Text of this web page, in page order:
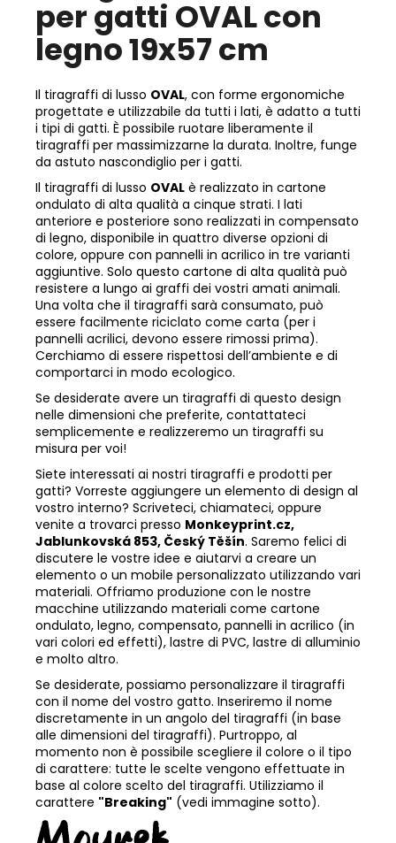
per gatti OVAL con
legno 19x57 cm
Il tiragraffi di lusso OVAL, con forme ergonomiche
progettate e utilizzabile da tutti i lati, è adatto a tutti
i tipi di gatti. È possibile ruotare liberamente il
tiragraffi per massimizzarne la durata. Inoltre, funge
da astuto nascondiglio per i gatti.
Il tiragraffi di lusso OVAL è realizzato in cartone
ondulato di alta qualità a cinque strati. I lati
anteriore e posteriore sono realizzati in compensato
di legno, disponibile in quattro diverse opzioni di
colore, oppure con pannelli in acrilico in tre varianti
aggiuntive. Solo questo cartone di alta qualità può
resistere a lungo ai graffi dei vostri amati animali.
Una volta che il tiragraffi sarà consumato, può
essere facilmente riciclato come carta (per i
pannelli acrilici, devono essere rimossi prima).
Cerchiamo di essere rispettosi dell’ambiente e di
comportarci in modo ecologico.
Se desiderate avere un tiragraffi di questo design
nelle dimensioni che preferite, contattateci
semplicemente e realizzeremo un tiragraffi su
misura per voi!
Siete interessati ai nostri tiragraffi e prodotti per
gatti? Vorreste aggiungere un elemento di design al
vostro interno? Scriveteci, chiamateci, oppure
venite a trovarci presso Monkeyprint.cz,
Jablunkovská 853, Český Těšín. Saremo felici di
discutere le vostre idee e aiutarvi a creare un
elemento o un mobile personalizzato utilizzando vari
materiali. Offriamo produzione con le nostre
macchine utilizzando materiali come cartone
ondulato, legno, compensato, pannelli in acrilico (in
vari colori ed effetti), lastre di PVC, lastre di alluminio
e molto altro.
Se desiderate, possiamo personalizzare il tiragraffi
con il nome del vostro gatto. Inseriremo il nome
discretamente in un angolo del tiragraffi (in base
alle dimensioni del tiragraffi). Purtroppo, al
momento non è possibile scegliere il colore o il tipo
di carattere: tutte le scelte vengono effettuate in
base al colore scelto del tiragraffi. Utilizziamo il
carattere "Breaking" (vedi immagine sotto).